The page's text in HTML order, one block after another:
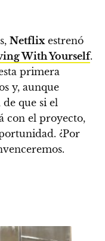
Netflixestrenó
With Yourself.
primera
y, aunque
que si el
con el proyecto,
¿Por